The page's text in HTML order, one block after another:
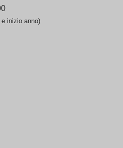
inizio anno)